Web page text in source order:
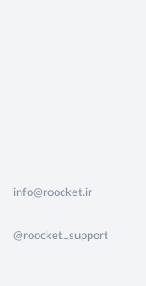
info@roocket.ir
@roocket_support